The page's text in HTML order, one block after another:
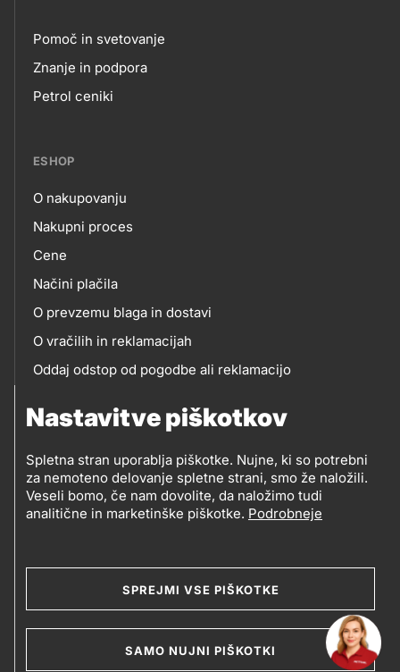
Nastavitve piškotkov
Spletna stran uporablja piškotke. Nujne, ki so potrebni
za nemoteno delovanje spletne strani, smo že naložili.
Veseli bomo, če nam dovolite, da naložimo tudi
analitične in marketinške piškotke. Podrobneje
SPREJMI VSE PIŠKOTKE
SAMO NUJNI PIŠKOTKI
Footer
links
Pomoč in svetovanje
Znanje in podpora
Petrol ceniki
ESHOP
eshop
O nakupovanju
Nakupni proces
Cene
Načini plačila
O prevzemu blaga in dostavi
O vračilih in reklamacijah
Oddaj odstop od pogodbe ali reklamacijo
(OEEO)
and
Varstvo zasebnosti in osebnih podatkov
Splošni pogoji poslovanja
Piškotki
Izjava o dostopnosti
Kazalo strani